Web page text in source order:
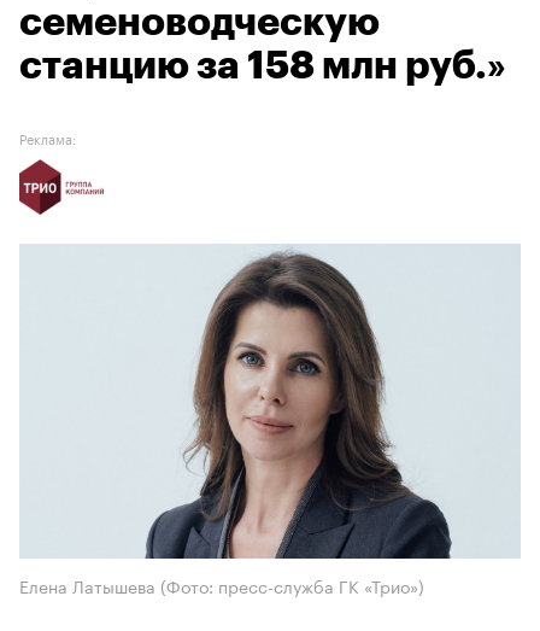
семеноводческую
станцию за 158 млн руб.»
Реклама:
Елена Латышева (Фото: пресс-служба ГК «Трио»)